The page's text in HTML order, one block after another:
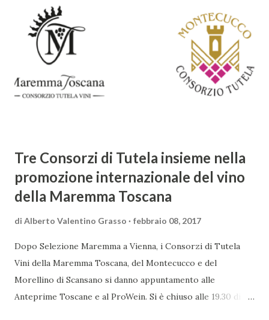
abbracciando invece i principi del Barocco: l'arte come
meraviglia, l'ostentazione della tecnica e la ricerca del
sorprendente. Marino visse in un'epoca di grandi
cambiamenti culturali e sociali, e la sua opera riflette questa
complessità. L'Adone è un poema epico-mitologico in 20
canti, composto da oltre 40.000 versi. Narra la storia
Tre Consorzi di Tutela insieme nella
promozione internazionale del vino
della Maremma Toscana
di Alberto Valentino Grasso febbraio 08, 2017
Dopo Selezione Maremma a Vienna, i Consorzi di Tutela
Vini della Maremma Toscana, del Montecucco e del
Morellino di Scansano si danno appuntamento alle
Anteprime Toscane e al ProWein. Si è chiuso alle 19.30 di